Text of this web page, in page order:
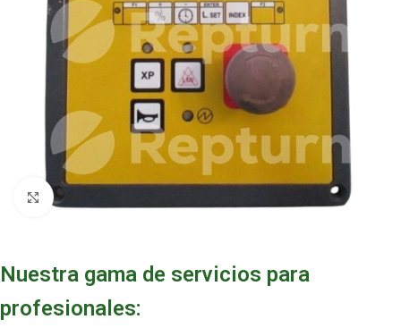
Pulsa para ampliar
Nuestra gama de servicios para
profesionales: